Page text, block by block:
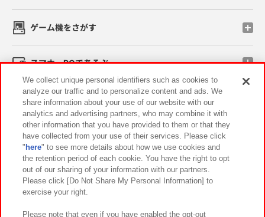
ゲーム機をさがす
スマホ・PCであそぶ
イベント・キャンペーン
関連会社 サステナビリティ サイトポリシー
プライバシーポリシー ウェブアクセシビリティ方針と検証結果
お取引先さまとともに
カスタマーハラスメント対応方針 よくあるご質問・お問い合わせ
We collect unique personal identifiers such as cookies to
analyze our traffic and to personalize content and ads. We
share information about your use of our website with our
analytics and advertising partners, who may combine it with
other information that you have provided to them or that they
have collected from your use of their services. Please click
" here" to see more details about how we use cookies and
the retention period of each cookie. You have the right to opt
out of our sharing of your information with our partners.
Please click [Do Not Share My Personal Information] to
exercise your right.
Please note that even if you have enabled the opt-out